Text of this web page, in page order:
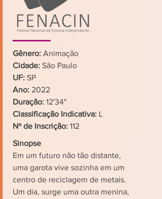
Gênero: Animação
Cidade: São Paulo
UF: SP
Ano: 2022
Duração: 12'34"
Classificação Indicativa: L
Nº de Inscrição: 112
Sinopse
Em um futuro não tão distante,
uma garota vive sozinha em um
centro de reciclagem de metais.
Um dia, surge uma outra menina,